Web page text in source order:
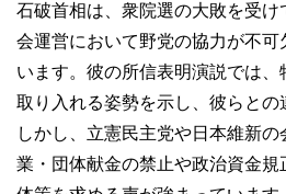
石破首相は、衆院選の大敗を受け
会運営において野党の協力が不可
います。彼の所信表明演説では
取り入れる姿勢を示し、彼らとの
しかし、立憲民主党や日本維新
業・団体献金の禁止や政治資金